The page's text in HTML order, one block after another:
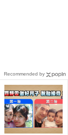
Recommended by